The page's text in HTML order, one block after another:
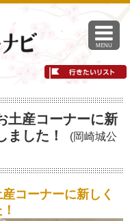
MENU
土産コーナーに新
ました！
(岡崎城公
コーナーに新しく